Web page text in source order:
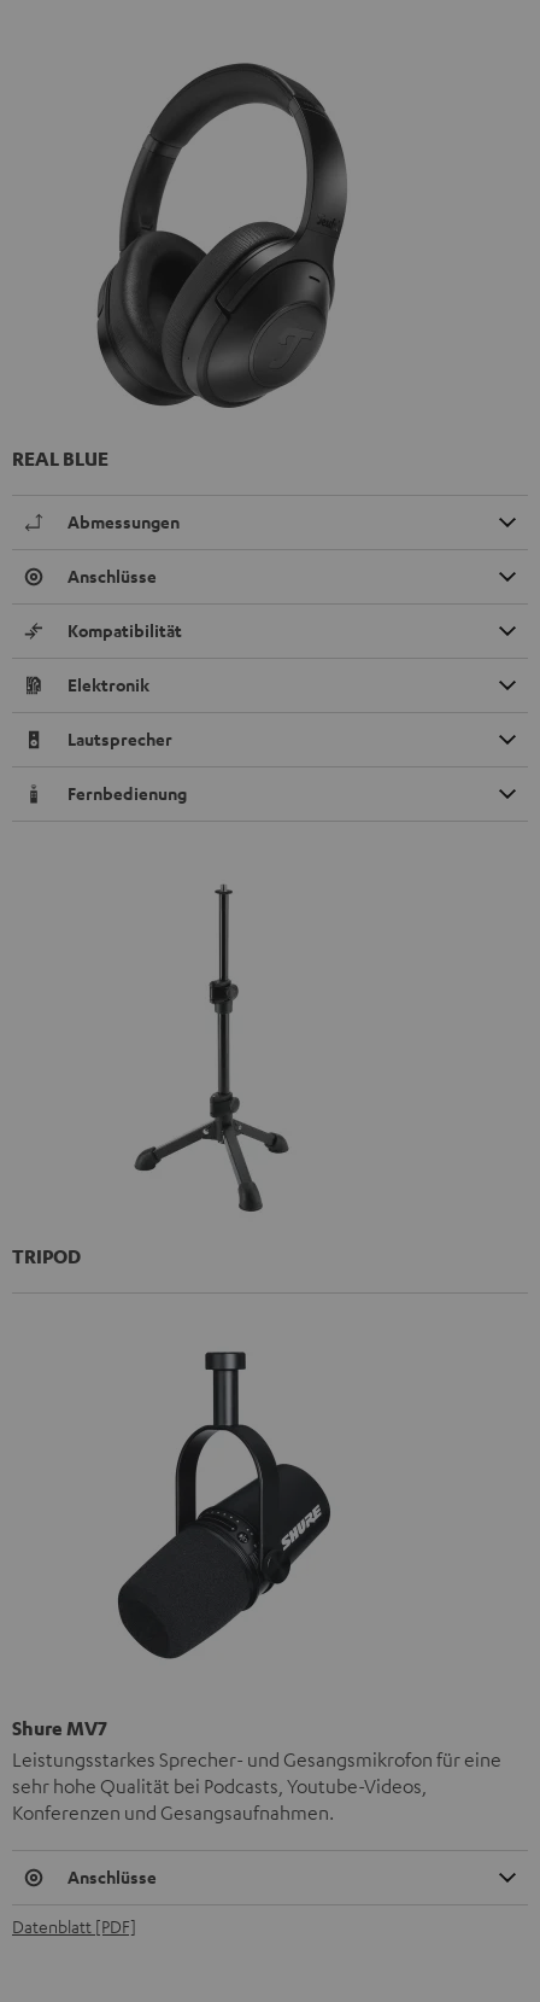
REAL BLUE
Abmessungen
Anschlüsse
Kompatibilität
Elektronik
Lautsprecher
Fernbedienung
TRIPOD
Shure MV7
Leistungsstarkes Sprecher- und Gesangsmikrofon für eine
sehr hohe Qualität bei Podcasts, Youtube-Videos,
Konferenzen und Gesangsaufnahmen.
Anschlüsse
Datenblatt [PDF]